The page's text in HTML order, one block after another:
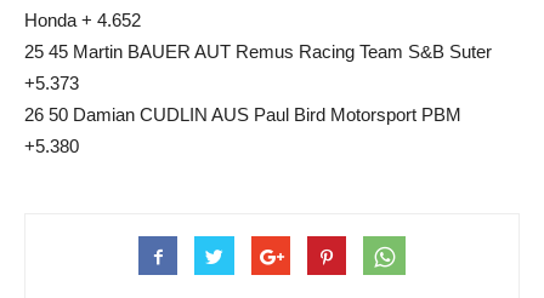
Honda + 4.652
25 45 Martin BAUER AUT Remus Racing Team S&B Suter
+5.373
26 50 Damian CUDLIN AUS Paul Bird Motorsport PBM
+5.380